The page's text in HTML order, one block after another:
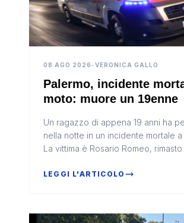
08 AGO 2026 •VERONICA GALLO
Palermo, incidente
moto: muore un 19enne
Un ragazzo di appena 19 anni ha
nella notte in un incidente mortale a
La vittima è Rosario Romeo,
moto lungo viale E...
LEGGI L'ARTICOLO